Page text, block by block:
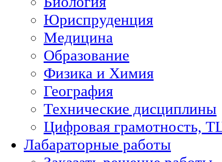
Юриспруденция
Медицина
Образование
Физика и Химия
География
Технические дисциплины
Цифровая грамотность,
Лабараторные работы